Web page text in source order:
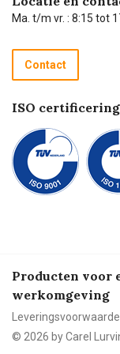
Technische dienst
Recycle programma
Betalen
Ma. t/m vr. : 8:15 tot
Contact
ISO
Producten voor
werkomgeving
© 2026 by Carel